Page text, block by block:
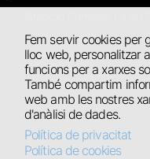
Fem servir cookies per
lloc web, personalitzar
funcions per a xarxes
També compartim
web amb les nostres
d'anàlisi de dades.
Política de privacitat
Política de cookies
Atenció Primària de
Hospital Universitari
Hospital Comarcal del